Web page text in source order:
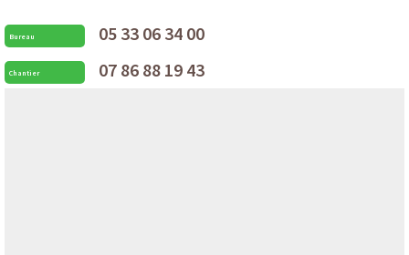
Bureau 05 33 06 34 00
Chantier 07 86 88 19 43